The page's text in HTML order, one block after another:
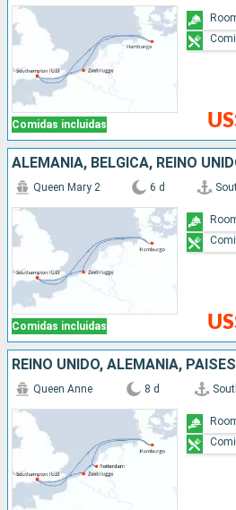
Comidas incluidas
ALEMANIA, BÉLGICA, REINO
Comidas incluidas
Queen Mary 2 6 d
Queen Anne 8 d